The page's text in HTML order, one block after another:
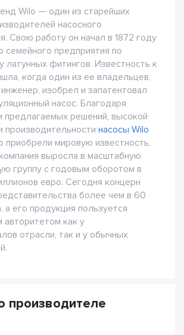
Wilo — один из старейших
насосного
Свою работу он начал в 1872 году
семейного предприятия по
латунных фитингов. Известность к
когда один из ее владельцев,
изобрел и запатентовал
насос. Благодаря
предлагаемых решений, высокой
производительности насосы Wilo
приобрели мировую известность,
выросла в масштабную
группу с годовым оборотом в
евро. Сегодня концерн
более чем в 60
а его продукция пользуется
как у
отрасли, так и у обычных
производителе